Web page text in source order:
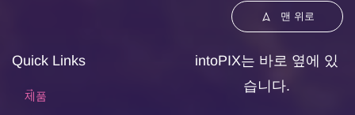
맨 위로
Quick Links
제품
intoPIX는 바로 옆에 있
습니다.